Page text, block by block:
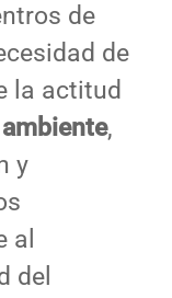
de
de
la actitud
,
y
al
del